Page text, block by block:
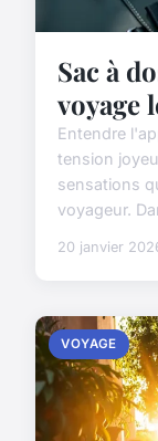
Sac à
voyage
Entendre
tension
sensations
voyageur.
20 janvier
VOYAGE